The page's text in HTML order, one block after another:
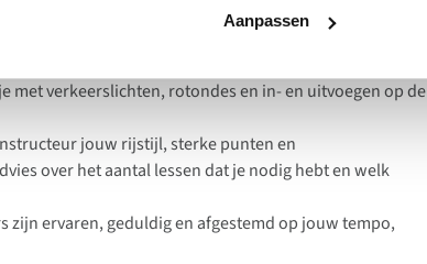
Aanpassen
je samen met je instructeur je ervaring,
met verkeerslichten, rotondes en in- en uitvoegen op de
jouw rijstijl, sterke punten en
over het aantal lessen dat je nodig hebt en welk
zijn ervaren, geduldig en afgestemd op jouw tempo,